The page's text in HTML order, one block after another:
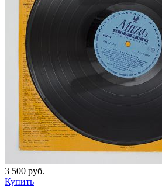
3 500 руб.
Купить